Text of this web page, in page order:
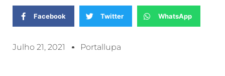
Facebook Twitter WhatsApp
Julho 21, 2021 Portallupa